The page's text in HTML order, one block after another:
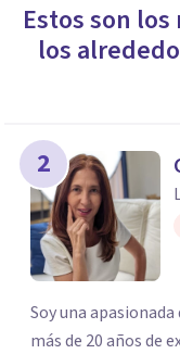
Estos son
los
2
Soy una
más de 20 años de